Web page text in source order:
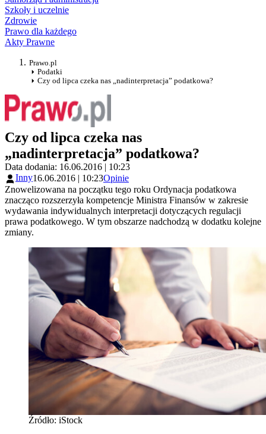
Szkoły i uczelnie
Zdrowie
Prawo dla każdego
Akty Prawne
Prawo.pl
Podatki
Czy od lipca czeka nas „nadinterpretacja” podatkowa?
Czy od lipca czeka nas
„nadinterpretacja” podatkowa?
Data dodania: 16.06.2016 | 10:23
Inny16.06.2016 | 10:23Opinie
Znowelizowana na początku tego roku Ordynacja podatkowa
znacząco rozszerzyła kompetencje Ministra Finansów w zakresie
wydawania indywidualnych interpretacji dotyczących regulacji
prawa podatkowego. W tym obszarze nadchodzą w dodatku kolejne
zmiany.
Źródło: iStock